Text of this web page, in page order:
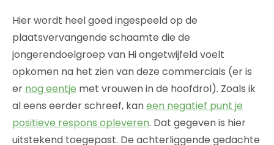
Hier wordt heel goed ingespeeld op de
plaatsvervangende schaamte die de
jongerendoelgroep van Hi ongetwijfeld voelt
opkomen na het zien van deze commercials (er is
er nog eentje met vrouwen in de hoofdrol). Zoals ik
al eens eerder schreef, kaneen negatief punt je
positieve respons opleveren. Dat gegeven is hier
uitstekend toegepast. De achterliggende gedachte